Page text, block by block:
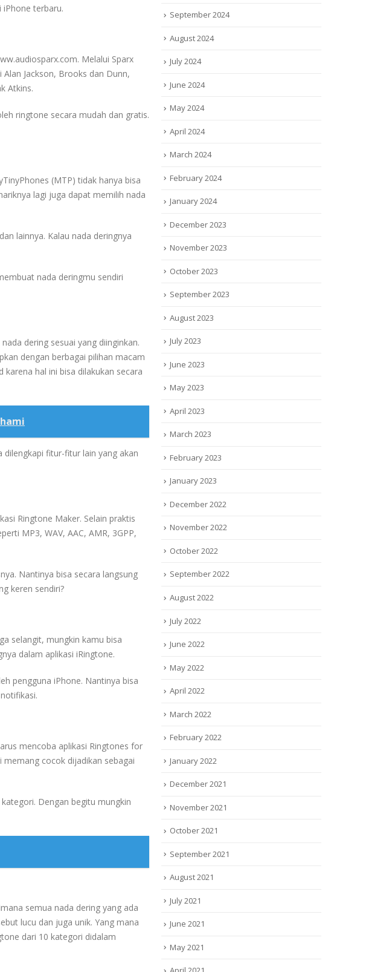
iPhone terbaru.
Melalui Sparx
Jackson, Brooks dan Dunn,
Atkins.
ringtone secara mudah dan gratis.
(MTP) tidak hanya bisa
lagi juga dapat memilih nada
lainnya. Kalau nada deringnya
nada deringmu sendiri
dering sesuai yang diinginkan.
dengan berbagai pilihan macam
hal ini bisa dilakukan secara
fitur-fitur lain yang akan
Ringtone Maker. Selain praktis
MP3, WAV, AAC, AMR, 3GPP,
Nantinya bisa secara langsung
keren sendiri?
selangit, mungkin kamu bisa
dalam aplikasi iRingtone.
pengguna iPhone. Nantinya bisa
mencoba aplikasi Ringtones for
memang cocok dijadikan sebagai
Dengan begitu mungkin
semua nada dering yang ada
lucu dan juga unik. Yang mana
dari 10 kategori didalam
September 2024
August 2024
July 2024
June 2024
May 2024
April 2024
March 2024
February 2024
January 2024
December 2023
November 2023
October 2023
September 2023
August 2023
July 2023
June 2023
May 2023
April 2023
March 2023
February 2023
January 2023
December 2022
November 2022
October 2022
September 2022
August 2022
July 2022
June 2022
May 2022
April 2022
March 2022
February 2022
January 2022
December 2021
November 2021
October 2021
September 2021
August 2021
July 2021
June 2021
May 2021